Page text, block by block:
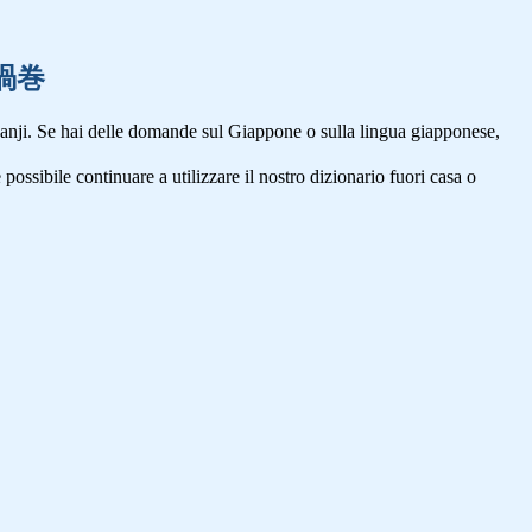
巻
Se hai delle domande sul Giappone o sulla lingua giapponese,
possibile continuare a utilizzare il nostro dizionario fuori casa o